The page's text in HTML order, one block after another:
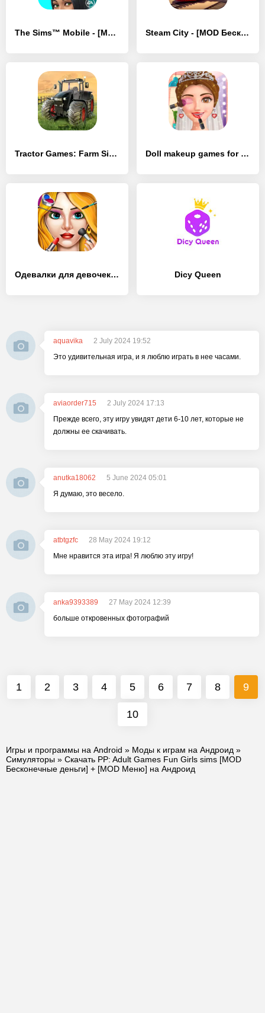
The Sims™ Mobile - [MOD Много монет] Steam City - [MOD Бесконечные деньги]
Tractor Games: Farm Simulator - [MOD Бесконечные деньги] Doll makeup games for girls - [MOD Бесконечные монеты]
Одевалки для девочек: Макияж - [MOD Бесконечные монеты] Dicy Queen
aquavika
2 July 2024 19:52
Это удивительная игра, и я люблю играть в нее часами.
aviaorder715
2 July 2024 17:13
Прежде всего, эту игру увидят дети 6-10 лет, которые не
должны ее скачивать.
anutka18062
5 June 2024 05:01
Я думаю, это весело.
atbtgzfc
28 May 2024 19:12
Мне нравится эта игра! Я люблю эту игру!
anka9393389
27 May 2024 12:39
больше откровенных фотографий
1 2 3 4 5 6 7 8 9
10
Игры и программы на Android » Моды к играм на Андроид »
Симуляторы » Скачать PP: Adult Games Fun Girls sims [MOD
Бесконечные деньги] + [MOD Меню] на Андроид